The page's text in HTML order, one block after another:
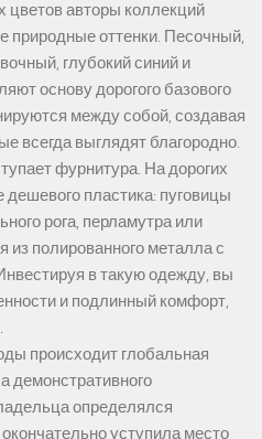
цветов авторы коллекций
природные оттенки. Песочный,
глубокий синий и
основу дорогого базового
между собой, создавая
всегда выглядят благородно.
фурнитура. На дорогих
пластика: пуговицы
рога, перламутра или
из полированного металла с
в такую одежду, вы
и подлинный комфорт,
происходит глобальная
демонстративного
определялся
уступила место